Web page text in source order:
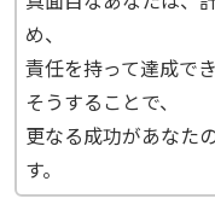
め、
責任を持って達成で
そうすることで、
更なる成功があなた
す。